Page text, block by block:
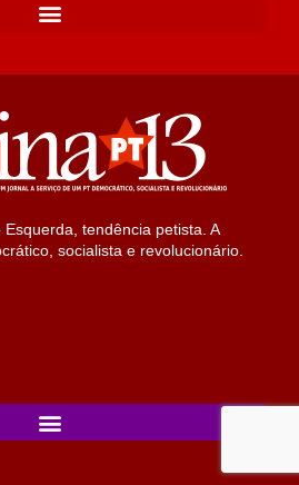
tendência petista. A
socialista e revolucionário.